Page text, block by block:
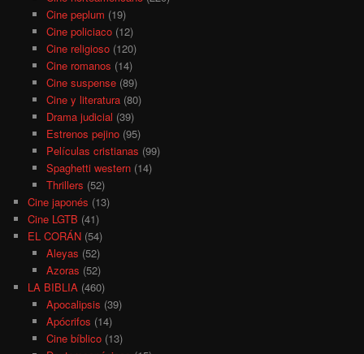
Cine peplum (19)
Cine policiaco(12)
Cine religioso(120)
Cine romanos (14)
Cine suspense(89)
Cine y literatura(80)
Drama judicial (39)
Estrenos pejino(95)
Películas cristianas (99)
Spaghetti western(14)
Thrillers (52)
Cine japonés (13)
Cine LGTB (41)
EL CORÁN (54)
Aleyas (52)
Azoras (52)
LA BIBLIA (460)
Apocalipsis (39)
Apócrifos (14)
Cine bíblico(13)